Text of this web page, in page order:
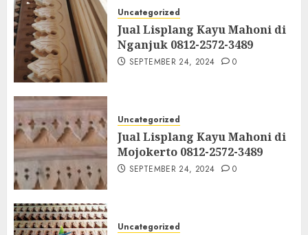
Uncategorized
Jual Lisplang Kayu Mahoni di
Nganjuk 0812-2572-3489
SEPTEMBER 24, 2024 0
Uncategorized
Jual Lisplang Kayu Mahoni di
Mojokerto 0812-2572-3489
SEPTEMBER 24, 2024 0
Uncategorized